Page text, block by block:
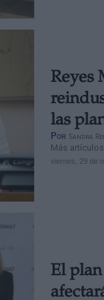
Reyes
las
Por Sandra
Más
viernes, 29 de
El